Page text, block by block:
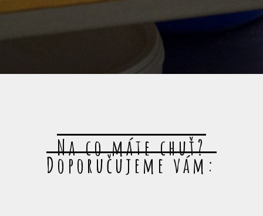
Na co máte chuť?
Doporučujeme vám: